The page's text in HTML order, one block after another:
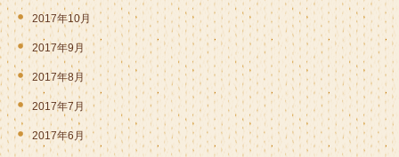
2017年10月
2017年9月
2017年8月
2017年7月
2017年6月